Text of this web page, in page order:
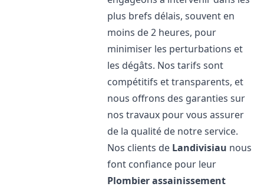
plus brefs délais, souvent en
moins de 2 heures, pour
minimiser les perturbations et
les dégâts. Nos tarifs sont
compétitifs et transparents, et
nous offrons des garanties sur
nos travaux pour vous assurer
de la qualité de notre service.
Nos clients de Landivisiau nous
font confiance pour leur
Plombier assainissement